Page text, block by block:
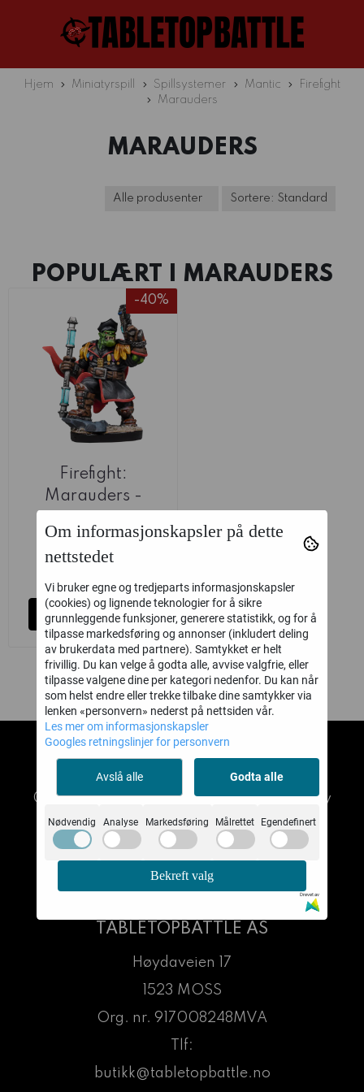
Hjem Miniatyrspill Spillsystemer Mantic
Firefight
Marauders
MARAUDERS
POPULÆRT I MARAUDERS
-40%
Firefight:
Marauders -
Captain
169,- 101,40
Kjøp
TABLETOPBATTLE AS
© 2026 TABLETOPBATTLE AS - Powered by
Mystore.no
TABLETOPBATTLE AS
Høydaveien 17
1523 MOSS
Org. nr. 917008248MVA
Tlf:
butikk@tabletopbattle.no
Om informasjonskapsler på dette
nettstedet
Vi bruker egne og tredjeparts informasjonskapsler
(cookies) og lignende teknologier for å sikre
grunnleggende funksjoner, generere statistikk, og for å
tilpasse markedsføring og annonser (inkludert deling
av brukerdata med partnere). Samtykket er helt
frivillig. Du kan velge å godta alle, avvise valgfrie, eller
tilpasse valgene dine per kategori nedenfor. Du kan når
som helst endre eller trekke tilbake dine samtykker via
lenken «personvern» nederst på nettsiden vår.
Les mer om informasjonskapsler
Googles retningslinjer for personvern
Avslå alle Godta alle
Nødvendig Analyse Markedsføring Målrettet Egendefinert
Bekreft valg
Drevet av